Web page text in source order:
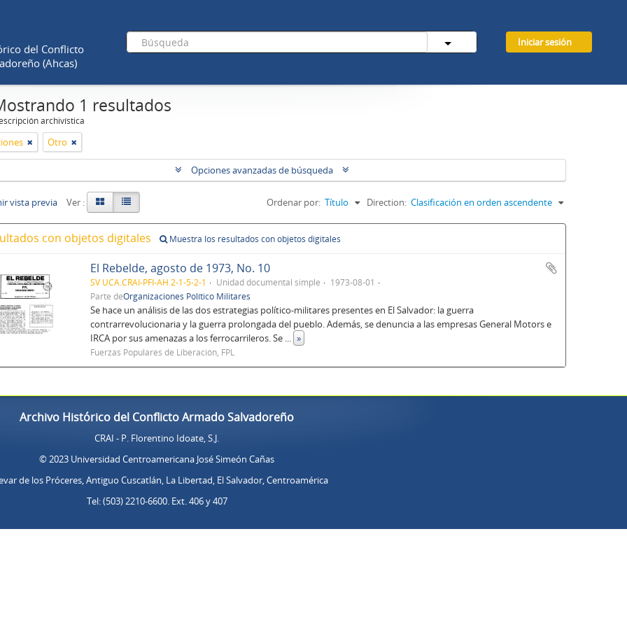
del Conflicto
(Ahcas)
Iniciar sesión
1 resultados
archivística
Otro
Opciones avanzadas de búsqueda
vista previa Ver : Ordenar por: Título Direction: Clasificación en orden ascendente
con objetos digitales Muestra los resultados con objetos digitales
El Rebelde, agosto de 1973, No. 10
SV UCA.CRAI-PFI-AH 2-1-5-2-1 Unidad documental simple
1973-08-01
Parte deOrganizaciones Político Militares
Se hace un análisis de las dos estrategias político-militares presentes en El Salvador: la guerra
contrarrevolucionaria y la guerra prolongada del pueblo. Además, se denuncia a las empresas General Motors e
IRCA por sus amenazas a los ferrocarrileros. Se ... »
Fuerzas Populares de Liberación, FPL
Archivo Histórico del Conflicto Armado Salvadoreño
CRAI - P. Florentino Idoate, S.J.
© 2023 Universidad Centroamericana José Simeón Cañas
de los Próceres, Antiguo Cuscatlán, La Libertad, El Salvador, Centroamérica
Tel: (503) 2210-6600. Ext. 406 y 407